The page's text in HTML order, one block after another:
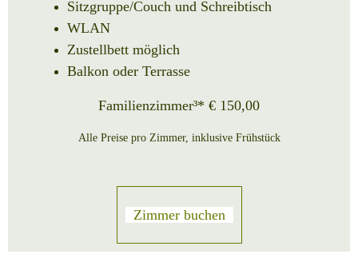
Sitzgruppe/Couch und Schreibtisch
WLAN
Zustellbett möglich
Balkon oder Terrasse
Familienzimmer³* € 150,00
Alle Preise pro Zimmer, inklusive Frühstück
Zimmer buchen